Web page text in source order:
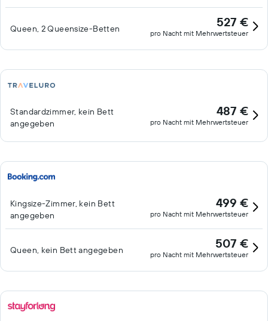
Queen, 2 Queensize-Betten 527 €
pro Nacht mit Mehrwertsteuer
Standardzimmer, kein Bett
angegeben
487 €
pro Nacht mit Mehrwertsteuer
Kingsize-Zimmer, kein Bett
angegeben
499 €
pro Nacht mit Mehrwertsteuer
Queen, kein Bett angegeben 507 €
pro Nacht mit Mehrwertsteuer